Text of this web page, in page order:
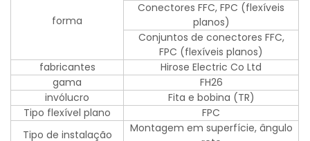
forma
Conectores FFC, FPC (flexíveis
planos)
Conjuntos de conectores FFC,
FPC (flexíveis planos)
fabricantes
Hirose Electric Co Ltd
gama
FH26
invólucro
Fita e bobina (TR)
Tipo flexível plano
FPC
Tipo de instalação
Montagem em superfície, ângulo